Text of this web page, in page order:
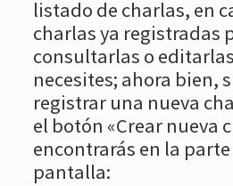
listado de charlas, en
charlas ya registradas
consultarlas o
necesites; ahora bien,
registrar una nueva
el botón «Crear nueva
encontrarás en la
pantalla: